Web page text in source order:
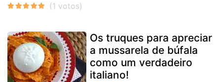
Os truques para apreciar
a mussarela de búfala
como um verdadeiro
italiano!